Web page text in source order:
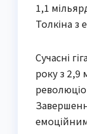
1,1
Толкіна з
Сучасні
року з 2,9